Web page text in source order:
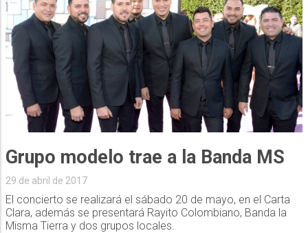
Grupo modelo trae a la Banda MS
29 de abril de 2017
El concierto se realizará el sábado 20 de mayo, en el Carta
Clara, además se presentará Rayito Colombiano, Banda la
Misma Tierra y dos grupos locales.